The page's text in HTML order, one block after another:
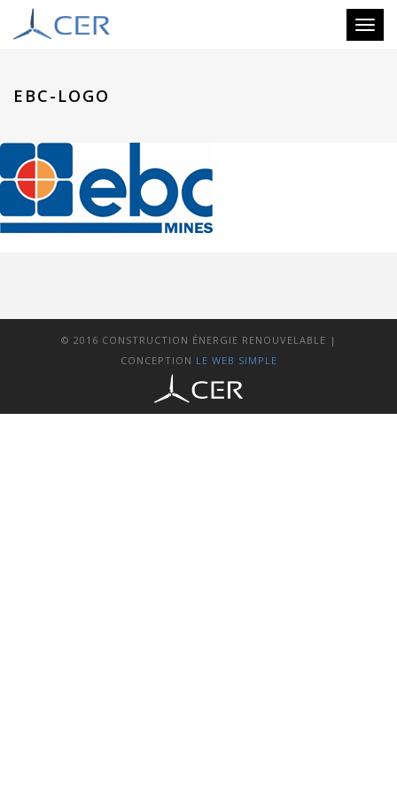
Toggle
EBC-LOGO
© 2016 CONSTRUCTION ÉNERGIE RENOUVELABLE |
CONCEPTION LE WEB SIMPLE